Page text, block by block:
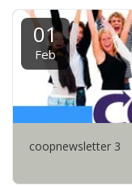
01
Feb
coopnewsletter 3